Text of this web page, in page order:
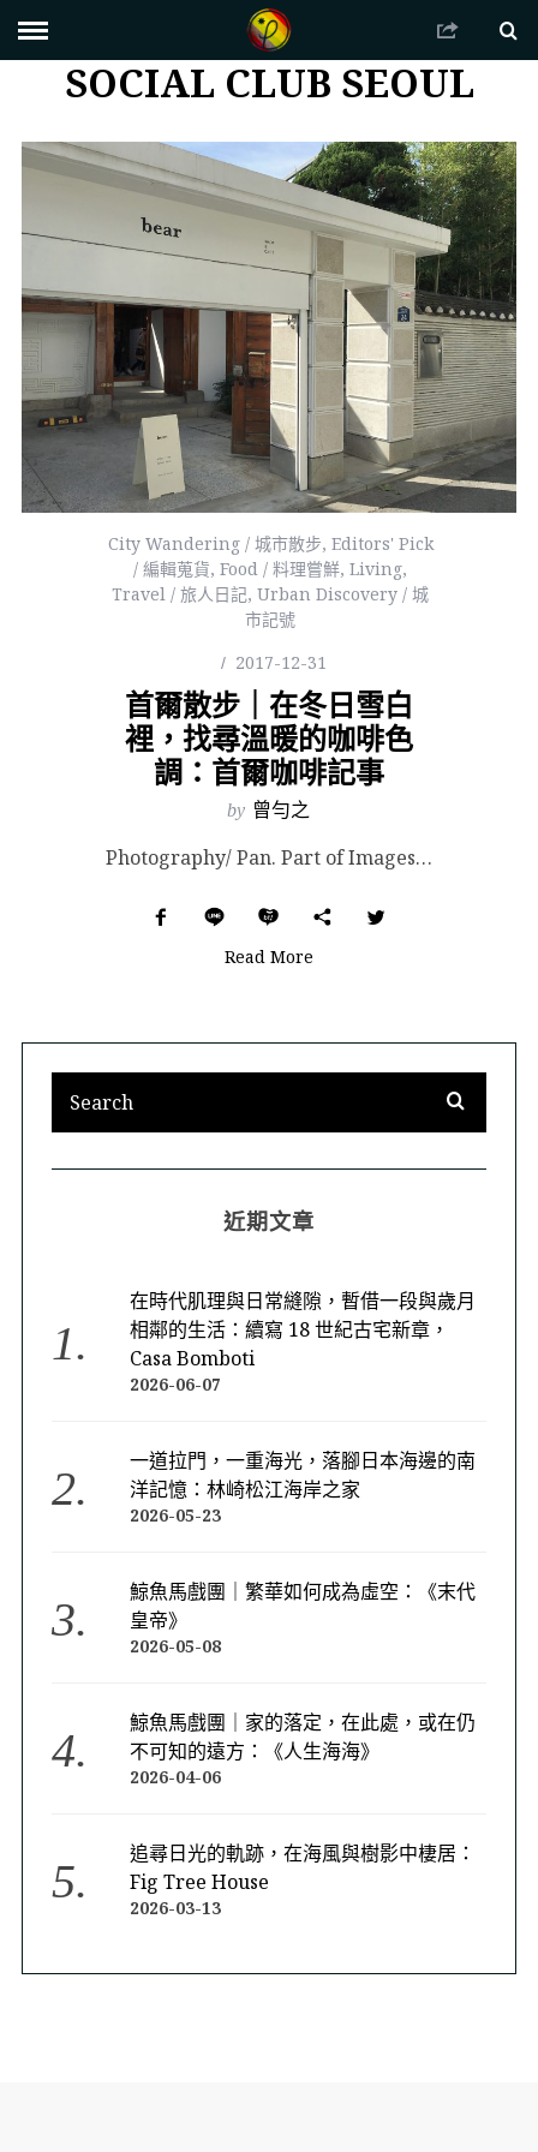
SOCIAL CLUB SEOUL
City Wandering / 城市散步, Editors' Pick
/ 編輯蒐貨,Food / 料理嘗鮮,Living,
Travel / 旅人日記,Urban Discovery / 城
市記號
2017-12-31
首爾散步｜在冬日雪白
裡，找尋溫暖的咖啡色
調：首爾咖啡記事
by 曾勻之
Photography/ Pan. Part of Images Courtesy of the S...
Read More
近期文章
在時代肌理與日常縫隙，暫借一段與歲月
相鄰的生活：續寫 18 世紀古宅新章，
Casa Bomboti
2026-06-07
一道拉門，一重海光，落腳日本海邊的南
洋記憶：林崎松江海岸之家
2026-05-23
鯨魚馬戲團｜繁華如何成為虛空：《末代
皇帝》
2026-05-08
鯨魚馬戲團｜家的落定，在此處，或在仍
不可知的遠方：《人生海海》
2026-04-06
追尋日光的軌跡，在海風與樹影中棲居：
Fig Tree House
2026-03-13